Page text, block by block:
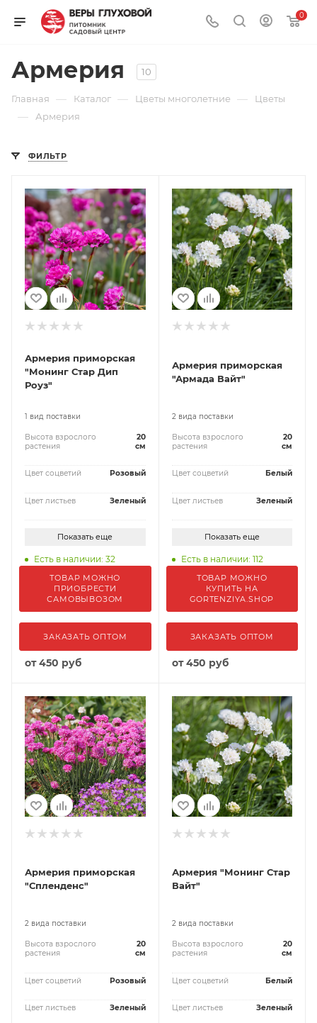
0
Армерия 10
Главная — Каталог — Цветы многолетние — Цветы
— Армерия
ФИЛЬТР
Армерия приморская
"Монинг Стар Дип
Роуз"
1 вид поставки
Высота взрослого
растения
20
см
Цвет соцветий Розовый
Цвет листьев Зеленый
Показать еще
Есть в наличии: 32
ТОВАР МОЖНО
ПРИОБРЕСТИ
САМОВЫВОЗОМ
ЗАКАЗАТЬ ОПТОМ
от450 руб
Армерия приморская
"Армада Вайт"
2 вида поставки
Высота взрослого
растения
20
см
Цвет соцветий Белый
Цвет листьев Зеленый
Показать еще
Есть в наличии: 112
ТОВАР МОЖНО
КУПИТЬ НА
GORTENZIYA.SHOP
ЗАКАЗАТЬ ОПТОМ
от450 руб
Армерия приморская
"Спленденс"
2 вида поставки
Высота взрослого
растения
20
см
Цвет соцветий Розовый
Цвет листьев Зеленый
Армерия "Монинг Стар
Вайт"
2 вида поставки
Высота взрослого
растения
20
см
Цвет соцветий Белый
Цвет листьев Зеленый